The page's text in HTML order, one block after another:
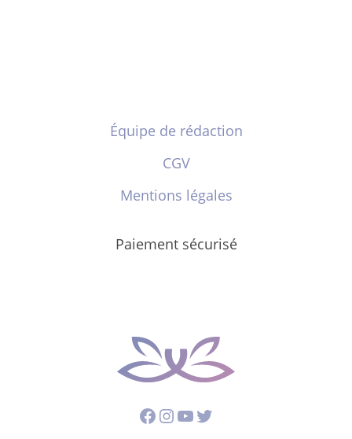
Équipe de rédaction
CGV
Mentions légales
Paiement sécurisé
Facebook
Instagram
YouTube
Twitter